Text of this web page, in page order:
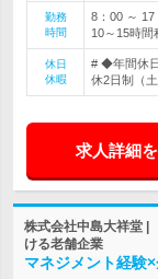
勤務
時間
8：00 ～
10～15時
休日
休暇
# ◆年間休
休2日制（
求人詳細
株式会社中島大祥堂 |
ける老舗企業
マネジメント経験